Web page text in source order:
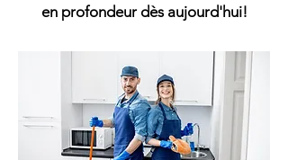
en profondeur dès aujourd'hui!